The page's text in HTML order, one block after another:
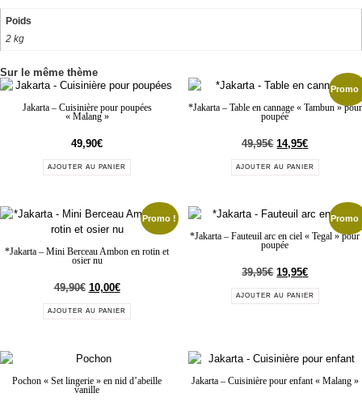
Poids
2 kg
Sur le même thème
Jakarta – Cuisinière pour poupées
« Malang »
49,90€
AJOUTER AU PANIER
Promo
*Jakarta – Table en cannage « Tambun » pour
poupée
49,95€ 14,95€
AJOUTER AU PANIER
Promo !
*Jakarta – Mini Berceau Ambon en rotin et
osier nu
49,90€ 10,00€
AJOUTER AU PANIER
Promo
*Jakarta – Fauteuil arc en ciel « Tegal » pour
poupée
39,95€ 19,95€
AJOUTER AU PANIER
Pochon « Set lingerie » en nid d’abeille
vanille
Jakarta – Cuisinière pour enfant « Malang »